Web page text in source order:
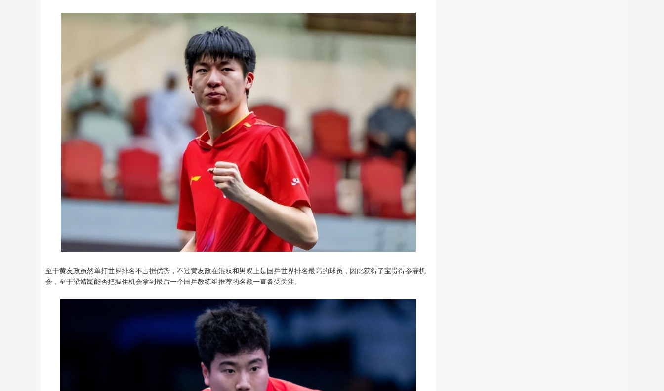
至于黄友政虽然单打世界排名不占据优势，不过黄友政在混双和男双上是国乒世界排名最高的球员，因此获得了宝贵得参赛机
会，至于梁靖崑能否把握住机会拿到最后一个国乒教练组推荐的名额一直备受关注。